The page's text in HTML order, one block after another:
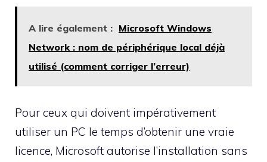
A lire également : Microsoft Windows
Network : nom de périphérique local déjà
utilisé (comment corriger l’erreur)
Pour ceux qui doivent impérativement
utiliser un PC le temps d’obtenir une vraie
licence, Microsoft autorise l’installation sans